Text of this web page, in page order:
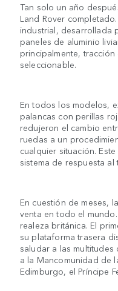
Tan solo un año
Land Rover
industrial, desarrollada
paneles de aluminio
principalmente,
seleccionable.
En todos los modelos,
palancas con perillas
redujeron el cambio
ruedas a un
cualquier situación.
sistema de respuesta
En cuestión de meses,
venta en todo el
realeza británica. El
su plataforma trasera
saludar a las multitudes
a la Mancomunidad de
Edimburgo, el Príncipe